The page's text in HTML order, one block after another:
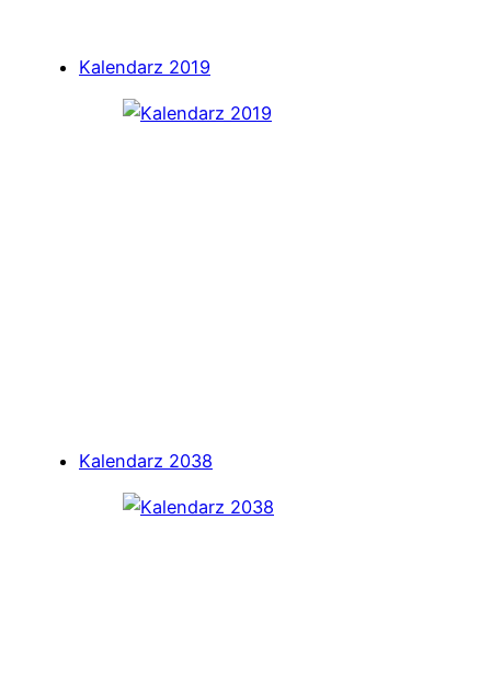
Kalendarz 2019
Kalendarz 2038